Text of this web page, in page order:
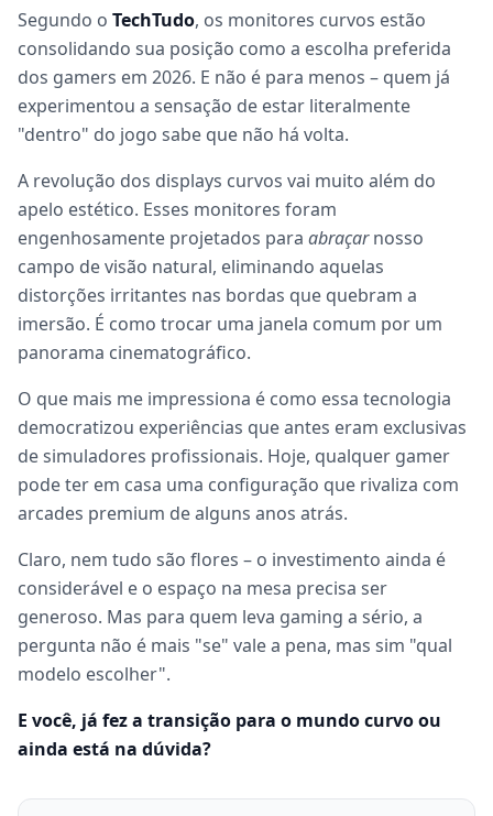
Segundo o TechTudo, os monitores curvos estão
consolidando sua posição como a escolha preferida
dos gamers em 2026. E não é para menos – quem já
experimentou a sensação de estar literalmente
"dentro" do jogo sabe que não há volta.
A revolução dos displays curvos vai muito além do
apelo estético. Esses monitores foram
engenhosamente projetados para abraçarnosso
campo de visão natural, eliminando aquelas
distorções irritantes nas bordas que quebram a
imersão. É como trocar uma janela comum por um
panorama cinematográfico.
O que mais me impressiona é como essa tecnologia
democratizou experiências que antes eram exclusivas
de simuladores profissionais. Hoje, qualquer gamer
pode ter em casa uma configuração que rivaliza com
arcades premium de alguns anos atrás.
Claro, nem tudo são flores – o investimento ainda é
considerável e o espaço na mesa precisa ser
generoso. Mas para quem leva gaming a sério, a
pergunta não é mais "se" vale a pena, mas sim "qual
modelo escolher".
E você, já fez a transição para o mundo curvo ou
ainda está na dúvida?